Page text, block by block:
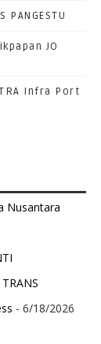
PANGESTU
JO
Infra Port
Nusantara
- 6/18/2026